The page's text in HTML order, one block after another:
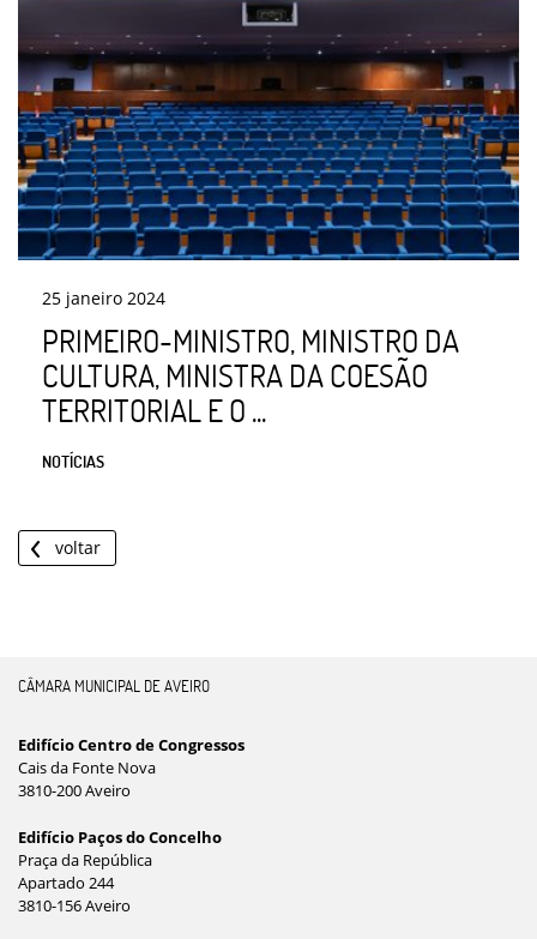
25 janeiro 2024
PRIMEIRO-MINISTRO, MINISTRO DA
CULTURA, MINISTRA DA COESÃO
TERRITORIAL E O ...
NOTÍCIAS
voltar
CÂMARA MUNICIPAL DE AVEIRO
Edifício Centro de Congressos
Cais da Fonte Nova
3810-200 Aveiro
Edifício Paços do Concelho
Praça da República
Apartado 244
3810-156 Aveiro